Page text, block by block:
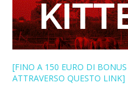
[FINO A 150 EURO DI BONUS
ATTRAVERSO QUESTO LINK]